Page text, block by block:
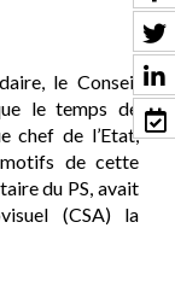
le Conseil
le temps de
chef de l’Etat,
motifs de cette
du PS, avait
(CSA) la